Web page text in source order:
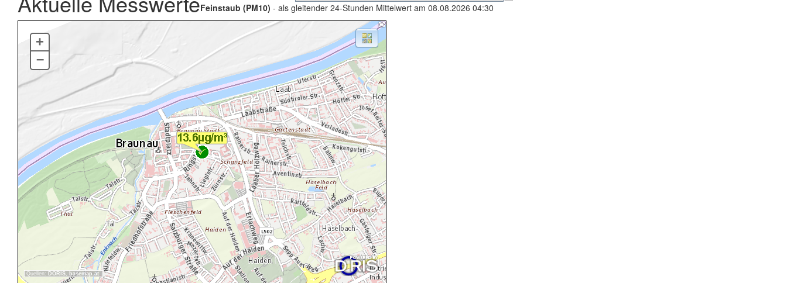
Feinstaub (PM10) - als gleitender 24-Stunden Mittelwert am 08.08.2026 04:30
Quellen: DORIS, basemap.at
+
–